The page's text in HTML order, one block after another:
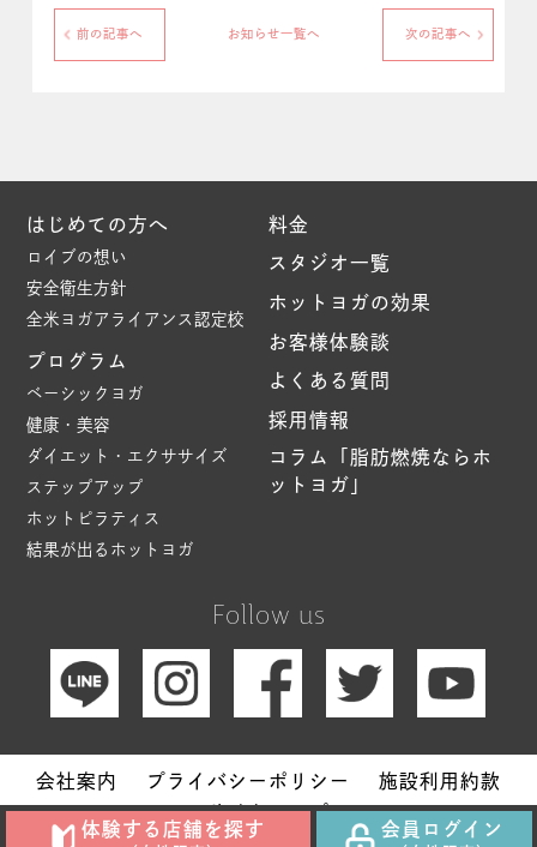
前の記事へ お知らせ一覧へ 次の記事へ
Follow us
はじめての方へ
ロイブの想い
安全衛生方針
全米ヨガアライアンス認定校
プログラム
ベーシックヨガ
健康・美容
ダイエット・エクササイズ
ステップアップ
ホットピラティス
結果が出るホットヨガ
料金
スタジオ一覧
ホットヨガの効果
お客様体験談
よくある質問
採用情報
コラム「脂肪燃焼ならホ
ットヨガ」
会社案内 プライバシーポリシー
施設利用約款
サイトマップ
体験する店舗を探す 会員ログイン